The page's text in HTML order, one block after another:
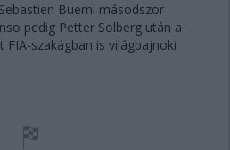
Buemi másodszor
pedig Petter Solberg után a
FIA-szakágban is világbajnoki